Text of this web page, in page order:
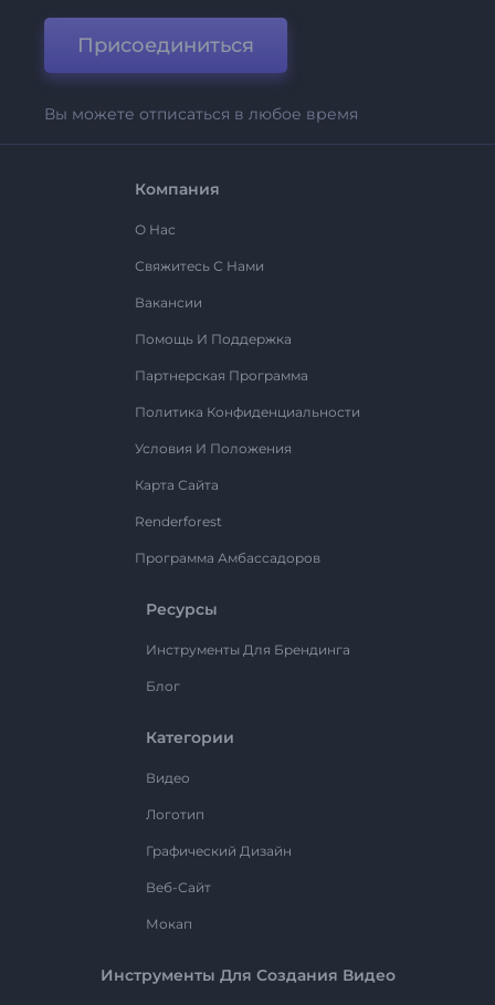
Присоединиться
Вы можете отписаться в любое время
Компания
О Нас
Свяжитесь С Нами
Вакансии
Помощь И Поддержка
Партнерская Программа
Политика Конфиденциальности
Условия И Положения
Карта Сайта
Renderforest
Программа Амбассадоров
Ресурсы
Инструменты Для Брендинга
Блог
Категории
Видео
Логотип
Графический Дизайн
Веб-Сайт
Мокап
Инструменты Для Создания Видео